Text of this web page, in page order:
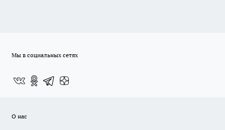
Мы в социальных сетях
О нас